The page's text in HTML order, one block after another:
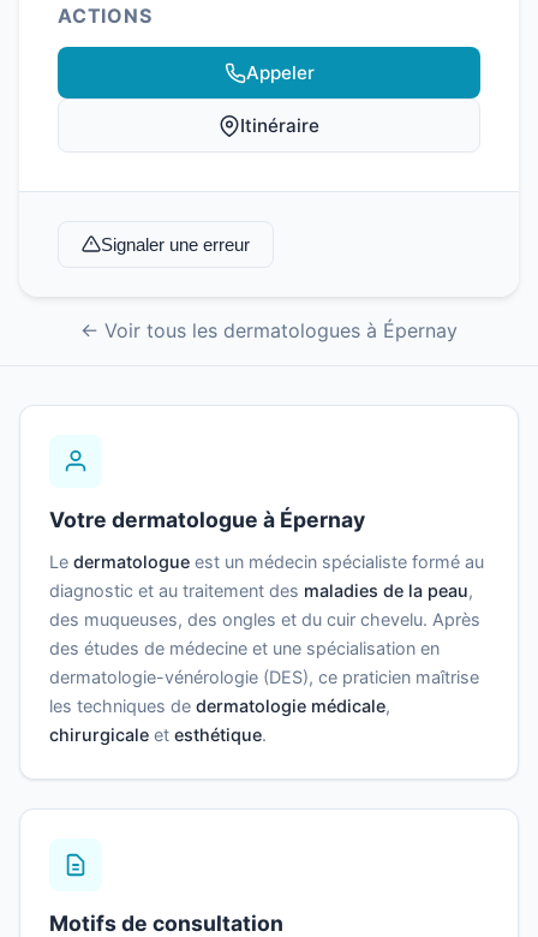
ACTIONS
Appeler
Itinéraire
Signaler une erreur
← Voir tous les dermatologues à Épernay
Votre dermatologue à Épernay
Le dermatologue est un médecin spécialiste formé au
diagnostic et au traitement des maladies de la peau,
des muqueuses, des ongles et du cuir chevelu. Après
des études de médecine et une spécialisation en
dermatologie-vénérologie (DES), ce praticien maîtrise
les techniques de dermatologie médicale,
chirurgicale et esthétique.
Motifs de consultation